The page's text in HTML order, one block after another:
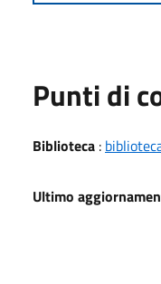
Punti di
Biblioteca :
Ultimo